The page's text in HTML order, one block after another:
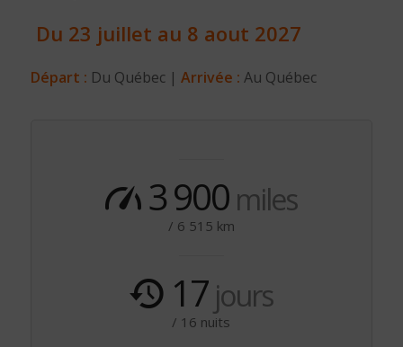
Du 23 juillet au 8 aout 2027
Départ : Du Québec | Arrivée : Au Québec
3900 miles
/ 6 515 km
17 jours
/ 16 nuits